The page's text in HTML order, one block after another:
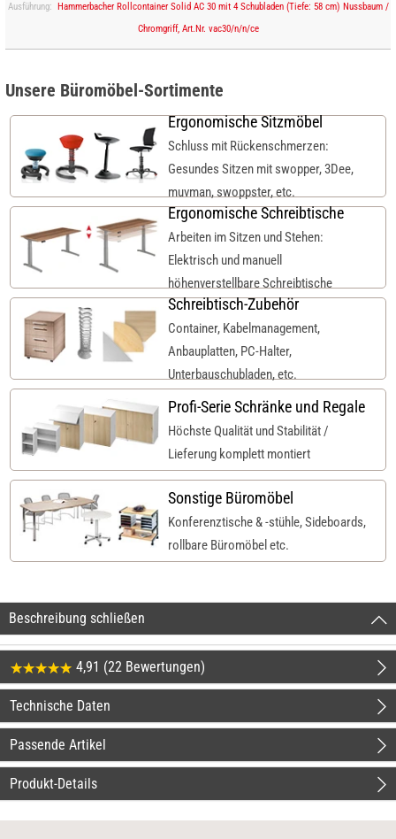
Ausführung:
Hammerbacher Rollcontainer Solid AC 30 mit 4 Schubladen (Tiefe: 58 cm) Nussbaum /
Chromgriff, Art.Nr. vac30/n/n/ce
Unsere Büromöbel-Sortimente
Ergonomische Sitzmöbel
Schluss mit Rückenschmerzen:
Gesundes Sitzen mit swopper, 3Dee,
muvman, swoppster, etc.
Ergonomische Schreibtische
Arbeiten im Sitzen und Stehen:
Elektrisch und manuell
höhenverstellbare Schreibtische
Schreibtisch-Zubehör
Container, Kabelmanagement,
Anbauplatten, PC-Halter,
Unterbauschubladen, etc.
Profi-Serie Schränke und Regale
Höchste Qualität und Stabilität /
Lieferung komplett montiert
Sonstige Büromöbel
Konferenztische & -stühle, Sideboards,
rollbare Büromöbel etc.
Beschreibung schließen
4,91 (22 Bewertungen)
Technische Daten
Passende Artikel
Produkt-Details